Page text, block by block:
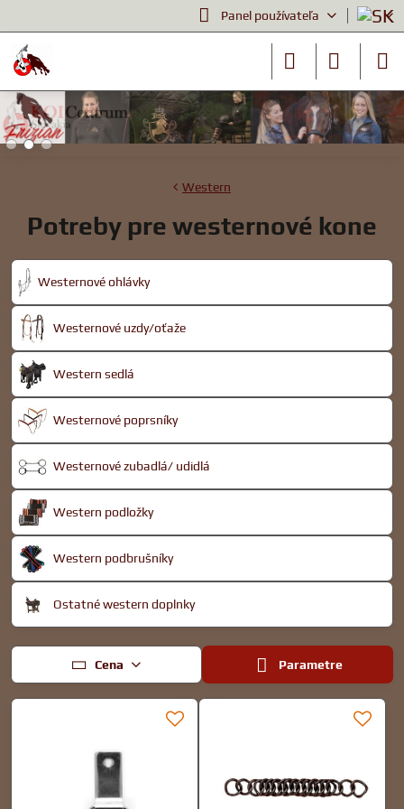
Panel používateľa
Western
Potreby pre westernové kone
Westernové ohlávky
Westernové uzdy/oťaže
Western sedlá
Westernové poprsníky
Westernové zubadlá/ udidlá
Western podložky
Western podbrušníky
Ostatné western doplnky
Cena Parametre